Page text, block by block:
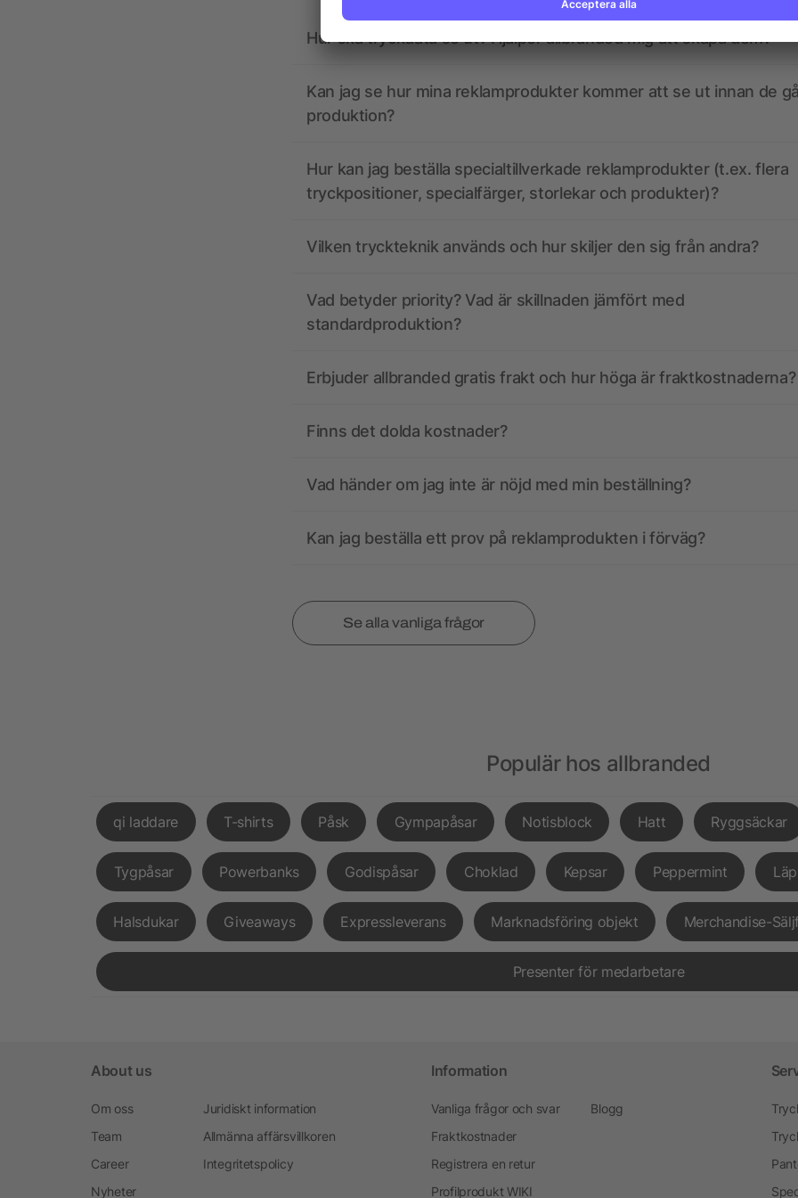
Hur ska tryckdata se ut? Hjälper allbranded mig att skapa dem?
Kan jag se hur mina reklamprodukter kommer att se ut innan de
produktion?
Hur kan jag beställa specialtillverkade reklamprodukter (t.ex. flera
tryckpositioner, specialfärger, storlekar och produkter)?
Vilken tryckteknik används och hur skiljer den sig från andra?
Vad betyder priority? Vad är skillnaden jämfört med
standardproduktion?
Erbjuder allbranded gratis frakt och hur höga är fraktkostnaderna?
Finns det dolda kostnader?
Vad händer om jag inte är nöjd med min beställning?
Kan jag beställa ett prov på reklamprodukten i förväg?
Se alla vanliga frågor
Populär hos allbranded
qi laddare T-shirts Påsk Gympapåsar Notisblock Hatt Ryggsäckar
Tygpåsar Powerbanks Godispåsar Choklad Kepsar Peppermint
Halsdukar Giveaways Expressleverans Marknadsföring objekt Merchandise-
Presenter för medarbetare
About us
Om oss
Team
Career
Nyheter
Juridiskt information
Allmänna affärsvillkoren
Integritetspolicy
Information
Vanliga frågor och svar
Fraktkostnader
Registrera en retur
Profilprodukt WIKI
Blogg